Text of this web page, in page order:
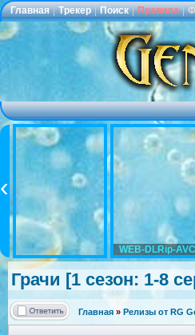
Главная | Трекер | Поиск | Правила |
WEB-DLRip-AVC
Грачи [1 сезон: 1-8
Главная » Релизы от RG